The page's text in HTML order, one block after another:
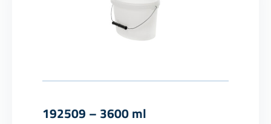
192509 – 3600 ml